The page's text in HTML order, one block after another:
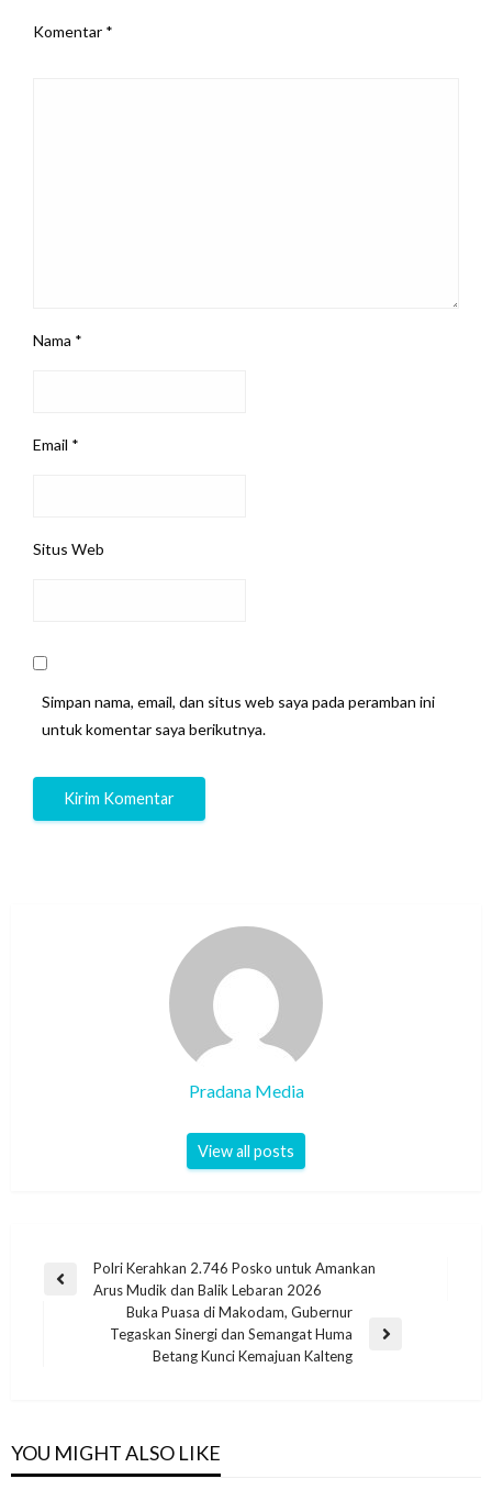
Komentar *
Nama *
Email *
Situs Web
Simpan nama, email, dan situs web saya pada peramban ini
untuk komentar saya berikutnya.
Pradana Media
View all posts
Polri Kerahkan 2.746 Posko untuk Amankan
Arus Mudik dan Balik Lebaran 2026
Buka Puasa di Makodam, Gubernur
Tegaskan Sinergi dan Semangat Huma
Betang Kunci Kemajuan Kalteng
YOU MIGHT ALSO LIKE